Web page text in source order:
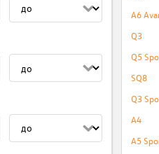
A6
Q3
Q5
SQ8
Q3
A4
A5